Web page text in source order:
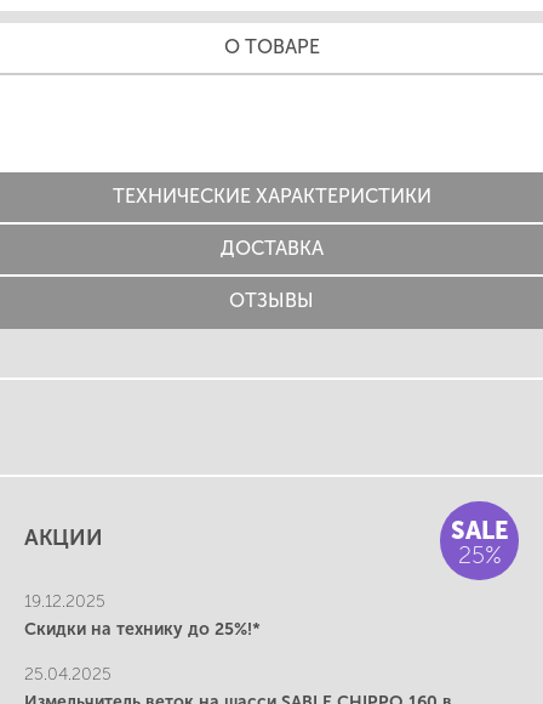
О ТОВАРЕ
ТЕХНИЧЕСКИЕ ХАРАКТЕРИСТИКИ
ДОСТАВКА
ОТЗЫВЫ
АКЦИИ
SALE
25%
19.12.2025
Скидки на технику до 25%!*
25.04.2025